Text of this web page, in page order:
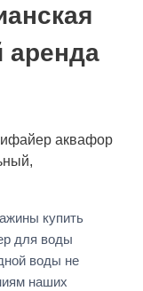
аренда
аквафор
купить
для воды
воды не
наших